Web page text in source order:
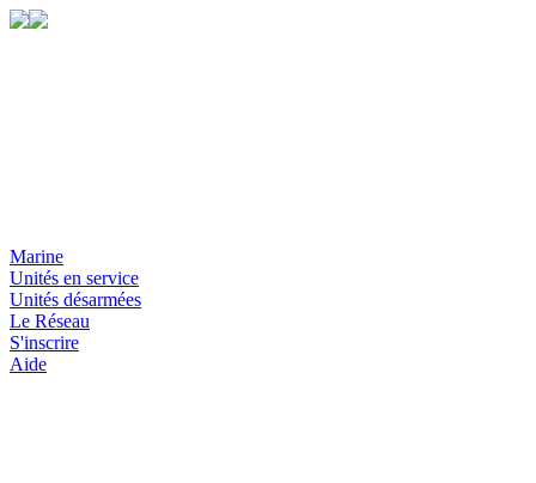
Marine
Unités en service
Unités désarmées
Le Réseau
S'inscrire
Aide